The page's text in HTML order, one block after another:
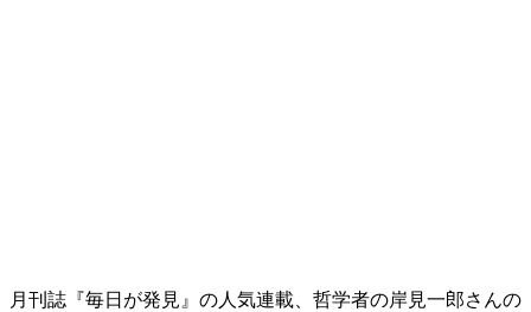
月刊誌『毎日が発見』の人気連載、哲学者の岸見一郎さんの